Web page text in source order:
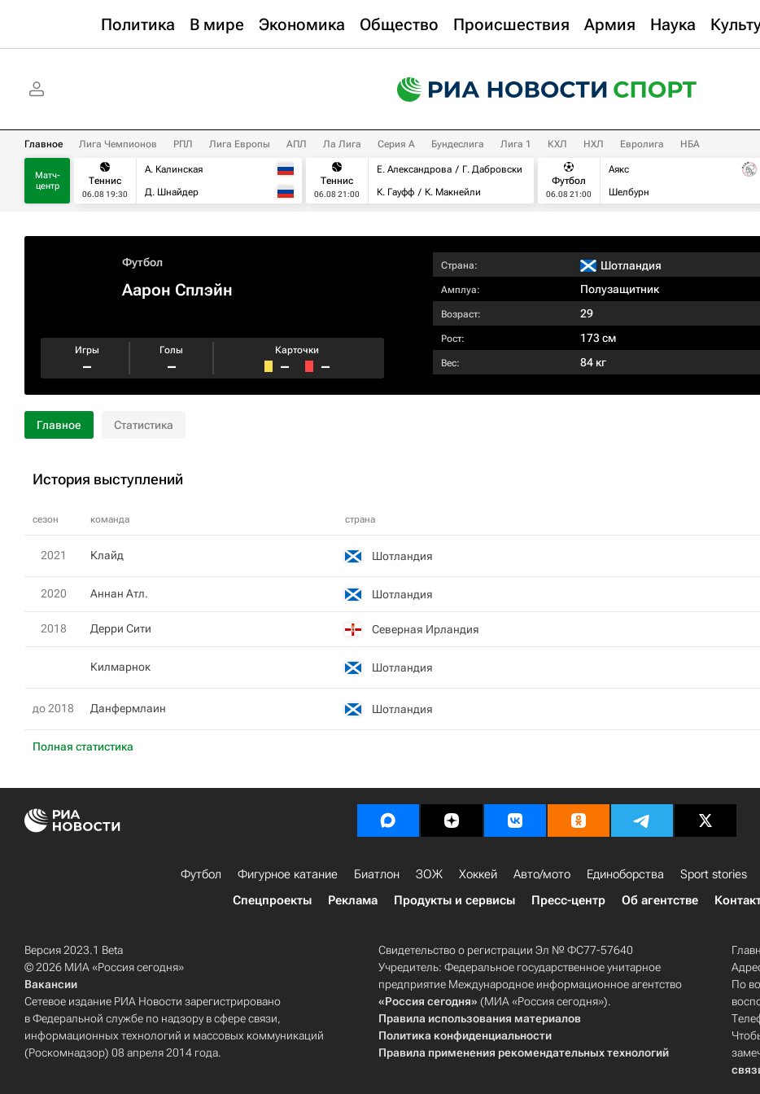
Политика В мире Экономика Общество Происшествия Армия Наука
Главное Лига Чемпионов РПЛ Лига Европы АПЛ Ла Лига Серия А Бундеслига Лига 1 КХЛ НХЛ Евролига НБА
Матч-
центр
Теннис
06.08 19:30
А. Калинская
Д. Шнайдер
Теннис
06.08 21:00
Е. Александрова
Г. Дабровски
К. Гауфф
К. Макнейли
Футбол
06.08 21:00
Аякс
Шелбурн
Футбол
Аарон Сплэйн
Игры
–
Голы
–
Карточки
– –
Страна: Шотландия
Амплуа: Полузащитник
Возраст: 29
Рост: 173 см
Вес: 84 кг
Главное Статистика
История выступлений
сезон команда страна
Полная статистика
2021 Клайд Шотландия
2020 Аннан Атл. Шотландия
2018 Дерри Сити Северная Ирландия
Килмарнок Шотландия
до 2018 Данфермлаин Шотландия
Футбол Фигурное катание Биатлон ЗОЖ Хоккей Авто/мото Единоборства Sport stories
Спецпроекты
Реклама Продукты и сервисы Пресс-центр Об агентстве
Версия 2023.1 Beta
© 2026 МИА «Россия сегодня»
Вакансии
Сетевое издание РИА Новости зарегистрировано
в Федеральной службе по надзору в сфере связи,
информационных технологий и массовых коммуникаций
(Роскомнадзор) 08 апреля 2014 года.
Свидетельство о регистрации Эл № ФС77-57640
Учредитель: Федеральное государственное унитарное
предприятие Международное информационное агентство
«Россия сегодня» (МИА «Россия сегодня»).
Правила использования материалов
Политика конфиденциальности
Правила применения рекомендательных технологий
По